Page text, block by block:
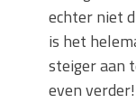
echter niet
is het
steiger aan
even verder!